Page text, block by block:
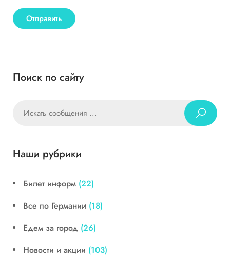
Поиск по сайту
Наши рубрики
Билет информ (22)
Все по Германии (18)
Едем за город (26)
Новости и акции (103)